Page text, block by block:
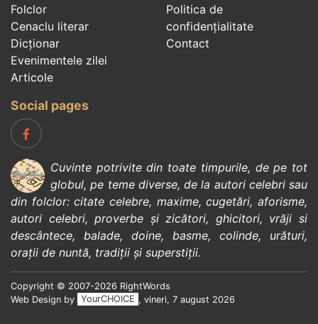
Folclor
Cenaclu literar
Dicționar
Evenimentele zilei
Articole
Politica de
confidenţialitate
Contact
Social pages
Cuvinte potrivite din toate timpurile, de pe tot
globul, pe teme diverse, de la autori celebrisau
din folclor:citate celebre, maxime,cugetări,aforisme,
autori celebri,proverbe și zicători, ghicitori, vrăji si
descântece, balade, doine, basme, colinde, urături,
orații de nuntă, tradiții și superstiții.
Copyright © 2007-2026 RightWords
Web Design by
YourCHOICE , vineri, 7 august 2026